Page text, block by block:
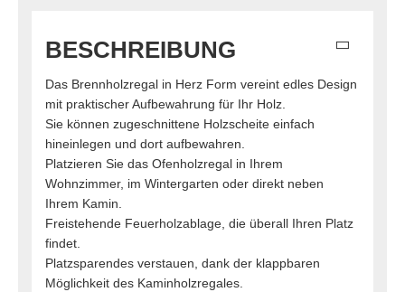
BESCHREIBUNG
Das Brennholzregal in Herz Form vereint edles Design
mit praktischer Aufbewahrung für Ihr Holz.
Sie können zugeschnittene Holzscheite einfach
hineinlegen und dort aufbewahren.
Platzieren Sie das Ofenholzregal in Ihrem
Wohnzimmer, im Wintergarten oder direkt neben
Ihrem Kamin.
Freistehende Feuerholzablage, die überall Ihren Platz
findet.
Platzsparendes verstauen, dank der klappbaren
Möglichkeit des Kaminholzregales.